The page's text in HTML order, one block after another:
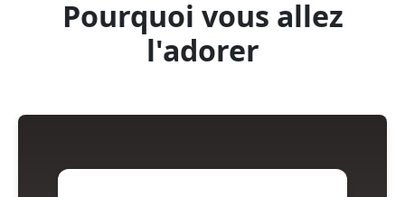
Pourquoi vous allez
l'adorer